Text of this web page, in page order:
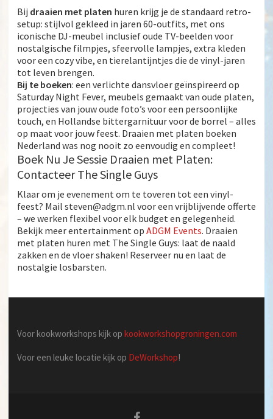
Bij draaien met platen huren krijg je de standaard retro-
setup: stijlvol gekleed in jaren 60-outfits, met ons
iconische DJ-meubel inclusief oude TV-beelden voor
nostalgische filmpjes, sfeervolle lampjes, extra kleden
voor een cozy vibe, en tierelantijntjes die de vinyl-jaren
tot leven brengen.
Bij te boeken: een verlichte dansvloer geïnspireerd op
Saturday Night Fever, meubels gemaakt van oude platen,
projecties van jouw oude foto’s voor een persoonlijke
touch, en Hollandse bittergarnituur voor de borrel – alles
op maat voor jouw feest. Draaien met platen boeken
Nederland was nog nooit zo eenvoudig en compleet!
Boek Nu Je Sessie Draaien met Platen:
Contacteer The Single Guys
Klaar om je evenement om te toveren tot een vinyl-
feest? Mail steven@adgm.nl voor een vrijblijvende offerte
– we werken flexibel voor elk budget en gelegenheid.
Bekijk meer entertainment op ADGM Events. Draaien
met platen huren met The Single Guys: laat de naald
zakken en de vloer shaken! Reserveer nu en laat de
nostalgie losbarsten.
Voor kookworkshops kijk op kookworkshopgroningen.com
Voor een leuke locatie kijk op DeWorkshop!